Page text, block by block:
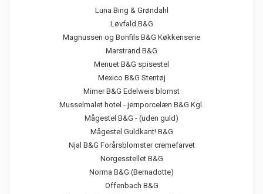
Luna Bing & Grøndahl
Løvfald B&G
Magnussen og Bonfils B&G Køkkenserie
Marstrand B&G
Menuet B&G spisestel
Mexico B&G Stentøj
Mimer B&G Edelweis blomst
Musselmalet hotel - jernporcelæn B&G Kgl.
Mågestel B&G - (uden guld)
Mågestel Guldkant! B&G
Njal B&G Forårsblomster cremefarvet
Norgesstellet B&G
Norma B&G (Bernadotte)
Offenbach B&G